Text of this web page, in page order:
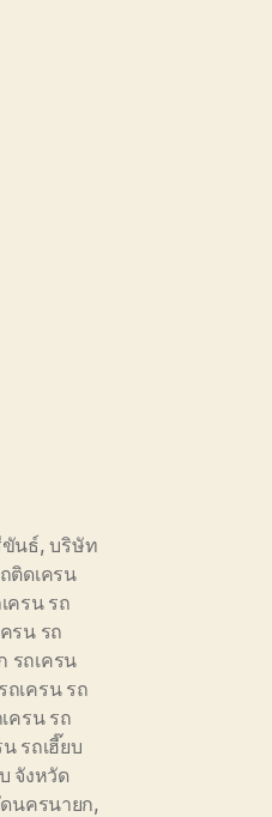
ขันธ์,บริษัท
ติดเครน
ครน รถ
รน รถ
รถเครน
ถเครน รถ
ครน รถ
รถเฮี๊ยบ
จังหวัด
ดนครนายก,